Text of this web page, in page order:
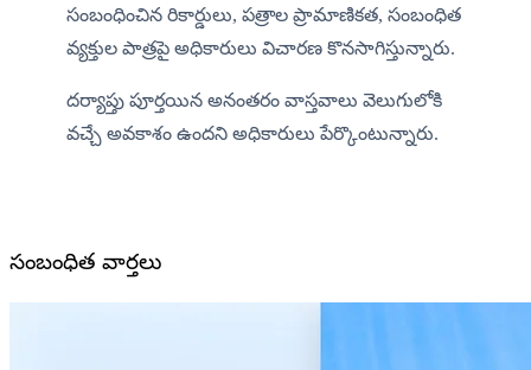
సంబంధించిన రికార్డులు, పత్రాల ప్రామాణికత, సంబంధిత
వ్యక్తుల పాత్రపై అధికారులు విచారణ కొనసాగిస్తున్నారు.
దర్యాప్తు పూర్తయిన అనంతరం వాస్తవాలు వెలుగులోకి
వచ్చే అవకాశం ఉందని అధికారులు పేర్కొంటున్నారు.
సంబంధిత వార్తలు